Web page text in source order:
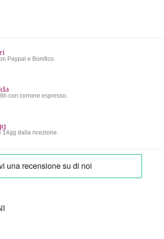
Paypal e Bonifico.
con corriere espresso.
14gg dalla ricezione.